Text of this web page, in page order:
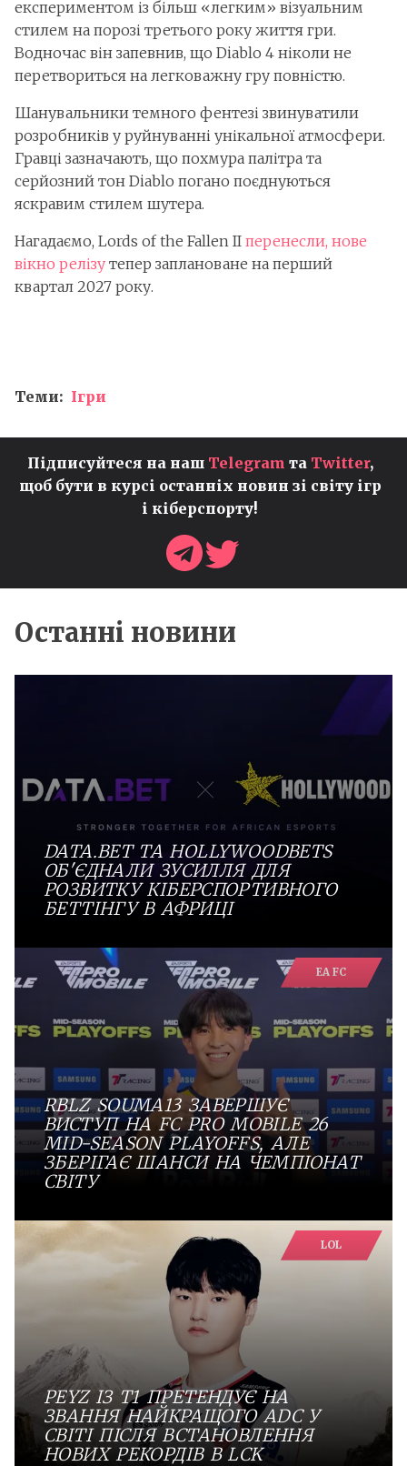
експериментом із більш «легким» візуальним
стилем на порозі третього року життя гри.
Водночас він запевнив, що Diablo 4 ніколи не
перетвориться на легковажну гру повністю.
Шанувальники темного фентезі звинуватили
розробників у руйнуванні унікальної атмосфери.
Гравці зазначають, що похмура палітра та
серйозний тон Diablo погано поєднуються
яскравим стилем шутера.
Нагадаємо, Lords of the Fallen II перенесли, нове
вікно релізу тепер заплановане на перший
квартал 2027 року.
Теми: Ігри
Підписуйтеся на наш Telegram та Twitter,
щоб бути в курсі останніх новин зі світу ігр
і кіберспорту!
Останні новини
DATA.BET ТА HOLLYWOODBETS
ОБ'ЄДНАЛИ ЗУСИЛЛЯ ДЛЯ
РОЗВИТКУ КІБЕРСПОРТИВНОГО
БЕТТІНГУ В АФРИЦІ
EA FC
RBLZ SOUMA13 ЗАВЕРШУЄ
ВИСТУП НА FC PRO MOBILE 26
MID-SEASON PLAYOFFS, АЛЕ
ЗБЕРІГАЄ ШАНСИ НА ЧЕМПІОНАТ
СВІТУ
LOL
PEYZ ІЗ T1 ПРЕТЕНДУЄ НА
ЗВАННЯ НАЙКРАЩОГО ADC У
СВІТІ ПІСЛЯ ВСТАНОВЛЕННЯ
НОВИХ РЕКОРДІВ В LCK